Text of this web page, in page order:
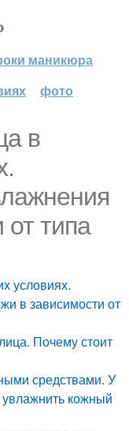
маникюра
фото
в
от типа
условиях.
в зависимости от
Почему стоит
средствами. У
увлажнить кожный